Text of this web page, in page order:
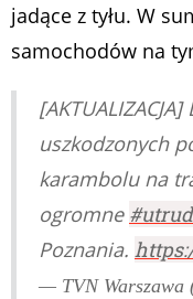
jadące z tyłu. W
samochodów na
uszkodzonych
karambolu na
ogromne
Poznania.
— TVN Warszawa